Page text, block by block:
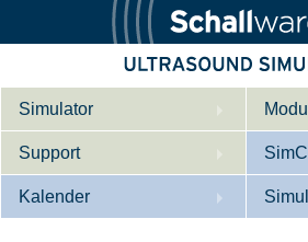
Simulator
Support
Wer
Kalender